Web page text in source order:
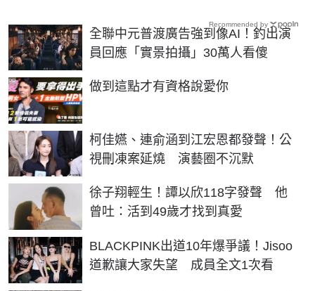
全聯中元普渡廣告強到像AI！釣出演
員回應「實景拍攝」30萬人看傻
做到這點才有資格說愛你
PR
柯佳嬿、連俞涵到江宏恩都發聲！公
視刪凍案延燒 演藝圈不沉默
徐子翔輕生！譚以欣118字發聲 他
曾吐：活到49歲才找到真愛
BLACKPINK出道10年爆爭議！Jisoo
道歉讓大家失望 成員全文1次看
Recommended by